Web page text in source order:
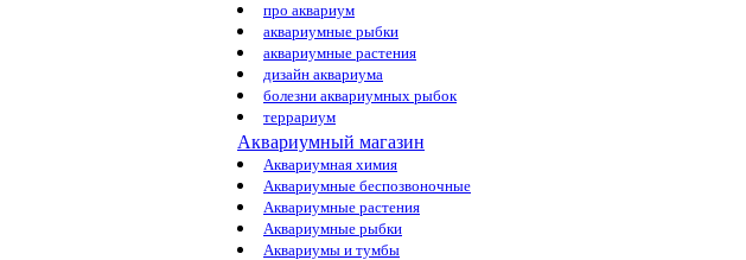
про аквариум
аквариумные рыбки
аквариумные растения
дизайн аквариума
болезни аквариумных рыбок
террариум
Аквариумный магазин
Аквариумная химия
Аквариумные беспозвоночные
Аквариумные растения
Аквариумные рыбки
Аквариумы и тумбы